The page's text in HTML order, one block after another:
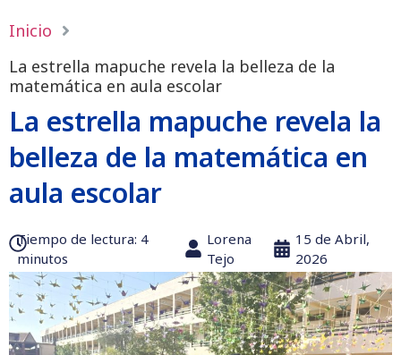
Inicio
La estrella mapuche revela la belleza de la
matemática en aula escolar
La estrella mapuche revela la
belleza de la matemática en
aula escolar
Tiempo de lectura:‎ 4
minutos
Lorena
Tejo
15 de Abril,
2026